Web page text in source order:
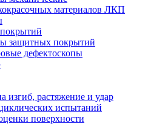
материалов ЛКП
защитных покрытий
дефектоскопы
изгиб, растяжение и удар
испытаний
поверхности